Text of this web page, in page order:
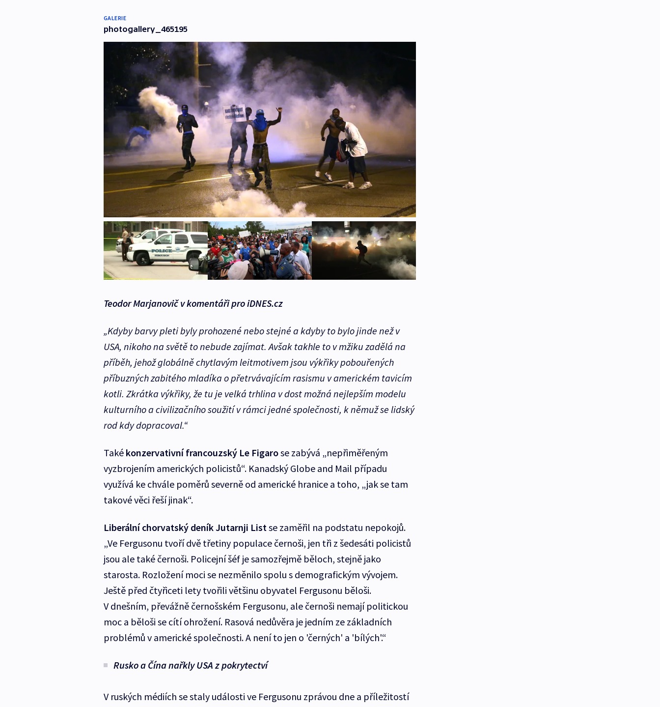
GALERIE
photogallery_465195
Teodor Marjanovič v komentáři pro iDNES.cz
„Kdyby barvy pleti byly prohozené nebo stejné a kdyby to bylo jinde než v
USA, nikoho na světě to nebude zajímat. Avšak takhle to v mžiku zadělá na
příběh, jehož globálně chytlavým leitmotivem jsou výkřiky pobouřených
příbuzných zabitého mladíka o přetrvávajícím rasismu v americkém tavicím
kotli. Zkrátka výkřiky, že tu je velká trhlina v dost možná nejlepším modelu
kulturního a civilizačního soužití v rámci jedné společnosti, k němuž se lidský
rod kdy dopracoval.“
Také konzervativní francouzský Le Figarose zabývá „nepřiměřeným
vyzbrojením amerických policistů“. Kanadský Globe and Mail případu
využívá ke chvále poměrů severně od americké hranice a toho, „jak se tam
takové věci řeší jinak“.
Liberální chorvatský deník Jutarnji Listse zaměřil na podstatu nepokojů.
„Ve Fergusonu tvoří dvě třetiny populace černoši, jen tři z šedesáti policistů
jsou ale také černoši. Policejní šéf je samozřejmě běloch, stejně jako
starosta. Rozložení moci se nezměnilo spolu s demografickým vývojem.
Ještě před čtyřiceti lety tvořili většinu obyvatel Fergusonu běloši.
V dnešním, převážně černošském Fergusonu, ale černoši nemají politickou
moc a běloši se cítí ohrožení. Rasová nedůvěra je jedním ze základních
problémů v americké společnosti. A není to jen o 'černých' a 'bílých'.“
Rusko a Čína nařkly USA z pokrytectví
V ruských médiích se staly události ve Fergusonu zprávou dne a příležitostí